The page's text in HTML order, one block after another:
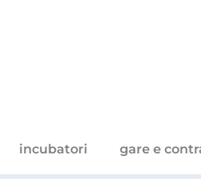
incubatori gare e